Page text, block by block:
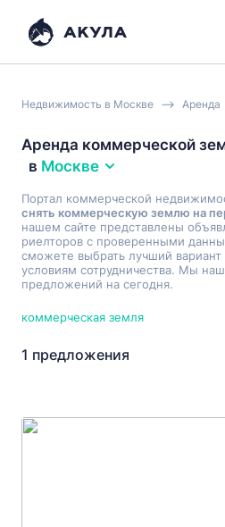
Недвижимость в Москве Аренда
Аренда коммерческой
в Москве
Портал коммерческой
снять коммерческую землю на
нашем сайте представлены
риелторов с проверенными
сможете выбрать лучший
условиям сотрудничества. Мы
предложений на сегодня.
коммерческая земля
1 предложения